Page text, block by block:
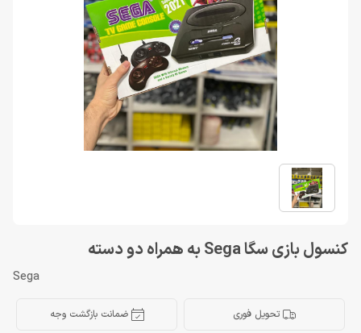
کنسول بازی سگا Sega به همراه دو دسته
Sega
تحویل فوری ضمانت بازگشت وجه